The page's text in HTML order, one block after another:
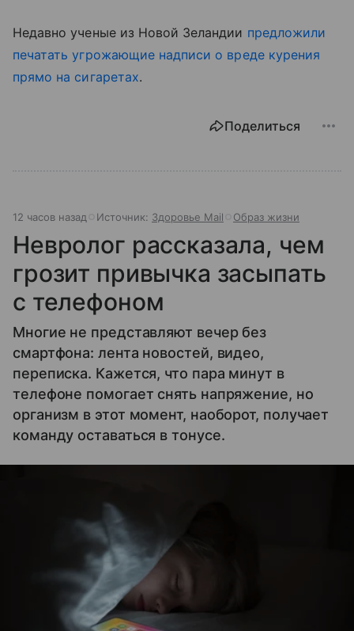
Недавно ученые из Новой Зеландии предложили
печатать угрожающие надписи о вреде курения
прямо на сигаретах.
Поделиться
12 часов назад Источник: Здоровье Mail Образ жизни
Невролог рассказала, чем
грозит привычка засыпать
с телефоном
Многие не представляют вечер без
смартфона: лента новостей, видео,
переписка. Кажется, что пара минут в
телефоне помогает снять напряжение, но
организм в этот момент, наоборот, получает
команду оставаться в тонусе.